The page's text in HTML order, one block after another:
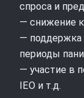
спроса и
— снижение
— поддержка
периоды
— участие в
IEO и т.д.